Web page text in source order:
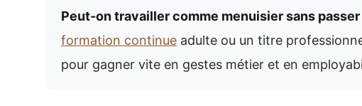
Peut-on travailler comme menuisier sans passer
formation continue adulte ou un titre
pour gagner vite en gestes métier et en